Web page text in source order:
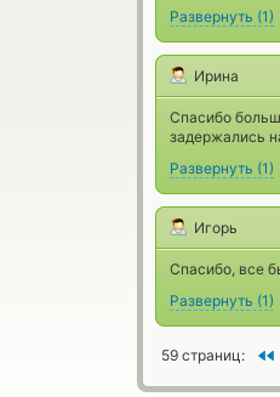
Развернуть (1)
Ирина
Спасибо
задержались
Развернуть (1)
Игорь
Спасибо, все
Развернуть (1)
59 страниц: